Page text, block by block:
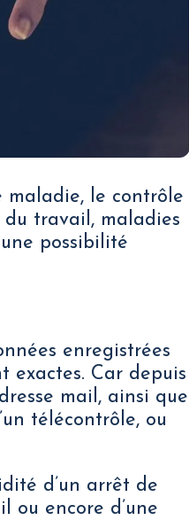
maladie, le contrôle
travail, maladies
possibilité
enregistrées
exactes. Car depuis
mail, ainsi que
télécontrôle, ou
d’un arrêt de
ou encore d’une